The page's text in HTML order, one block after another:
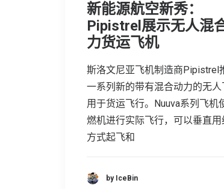
新能源航空新秀：
Pipistrel展示无人混
力货运飞机
斯洛文尼亚飞机制造商Pipistrel
一系列新的带有混合动力的无人
用于货运飞行。Nuuva系列飞机
燃机进行实际飞行，可以垂直用
方式起飞和
by IceBin